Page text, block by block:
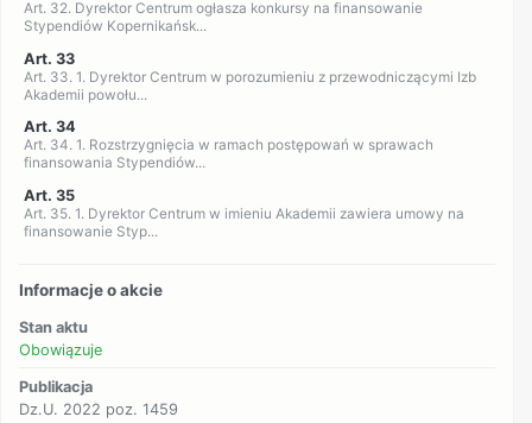
Art. 32. Dyrektor Centrum ogłasza konkursy na finansowanie
Stypendiów Kopernikańsk...
Art. 33
Art. 33. 1. Dyrektor Centrum w porozumieniu z przewodniczącymi Izb
Akademii powołu...
Art. 34
Art. 34. 1. Rozstrzygnięcia w ramach postępowań w sprawach
finansowania Stypendiów...
Art. 35
Art. 35. 1. Dyrektor Centrum w imieniu Akademii zawiera umowy na
finansowanie Styp...
Informacje o akcie
Stan aktu
Obowiązuje
Publikacja
Dz.U. 2022 poz. 1459